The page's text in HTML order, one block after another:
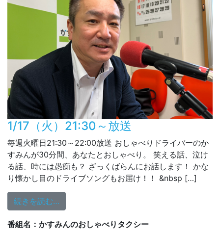
1/17（火）21:30～放送
毎週火曜日21:30～22:00放送 おしゃべりドライバーのか
すみんが30分間、あなたとおしゃべり。 笑える話、泣け
る話、時には愚痴も？ ざっくばらんにお話します！ かな
り懐かし目のドライブソングもお届け！！ &nbsp […]
続きを読む…
番組名：かすみんのおしゃべりタクシー